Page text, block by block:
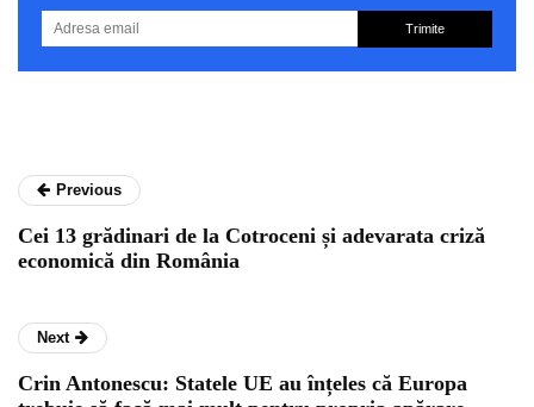
Trimite
Previous
Cei 13 grădinari de la Cotroceni și adevarata criză
economică din România
Next
Crin Antonescu: Statele UE au înțeles că Europa